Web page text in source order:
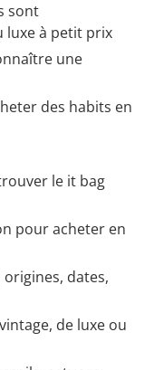
sont
luxe à petit prix
une
des habits en
le it bag
pour acheter en
dates,
de luxe ou